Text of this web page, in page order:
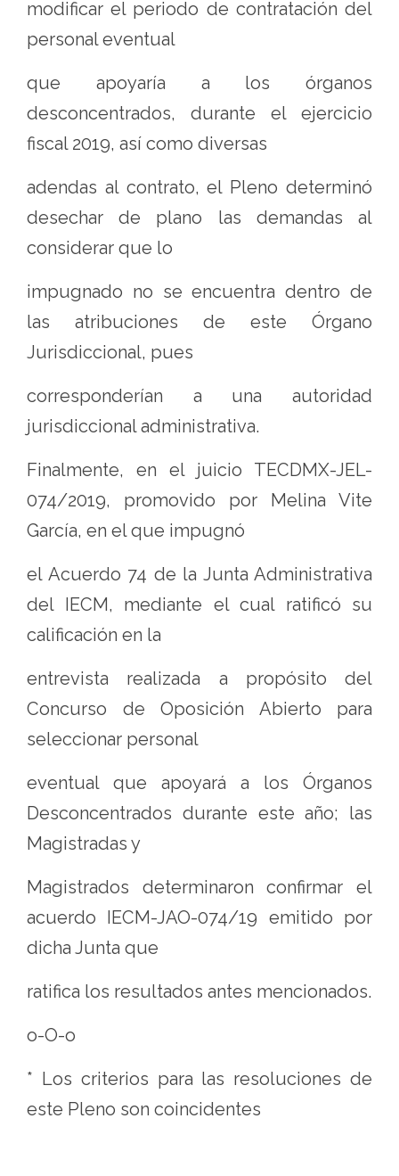
modificar el periodo de contratación del
personal eventual
que apoyaría a los órganos
desconcentrados, durante el ejercicio
fiscal 2019, así como diversas
adendas al contrato, el Pleno determinó
desechar de plano las demandas al
considerar que lo
impugnado no se encuentra dentro de
las atribuciones de este Órgano
Jurisdiccional, pues
corresponderían a una autoridad
jurisdiccional administrativa.
Finalmente, en el juicio TECDMX-JEL-
074/2019, promovido por Melina Vite
García, en el que impugnó
el Acuerdo 74 de la Junta Administrativa
del IECM, mediante el cual ratificó su
calificación en la
entrevista realizada a propósito del
Concurso de Oposición Abierto para
seleccionar personal
eventual que apoyará a los Órganos
Desconcentrados durante este año; las
Magistradas y
Magistrados determinaron confirmar el
acuerdo IECM-JAO-074/19 emitido por
dicha Junta que
ratifica los resultados antes mencionados.
o-O-o
* Los criterios para las resoluciones de
este Pleno son coincidentes